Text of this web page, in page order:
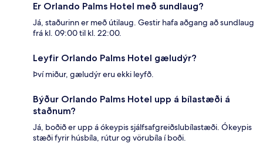
Er Orlando Palms Hotel með sundlaug?
Já, staðurinn er með útilaug. Gestir hafa aðgang að sundlaug
frá kl. 09:00 til kl. 22:00.
Leyfir Orlando Palms Hotel gæludýr?
Því miður, gæludýr eru ekki leyfð.
Býður Orlando Palms Hotel upp á bílastæði á
staðnum?
Já, boðið er upp á ókeypis sjálfsafgreiðslubílastæði. Ókeypis
stæði fyrir húsbíla, rútur og vörubíla í boði.